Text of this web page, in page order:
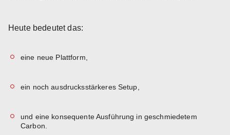
Heute bedeutet das:
eine neue Plattform,
ein noch ausdrucksstärkeres Setup,
und eine konsequente Ausführung in geschmiedetem
Carbon.